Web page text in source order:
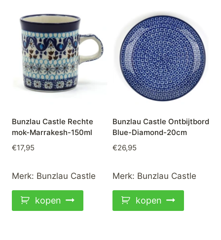
Bunzlau Castle Rechte
mok-Marrakesh-150ml
€17,95
Merk: Bunzlau Castle
kopen
Bunzlau Castle Ontbijtbord
Blue-Diamond-20cm
€26,95
Merk: Bunzlau Castle
kopen